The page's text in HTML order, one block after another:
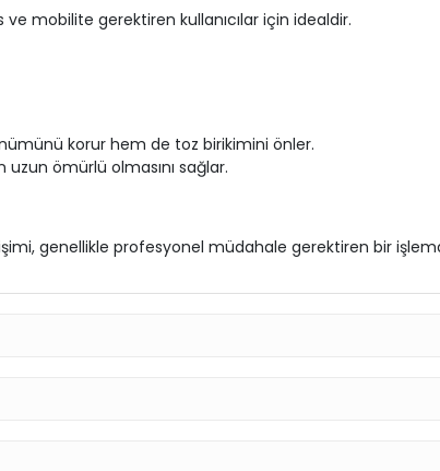
ve mobilite gerektiren kullanıcılar için idealdir.
korur hem de toz birikimini önler.
uzun ömürlü olmasını sağlar.
genellikle profesyonel müdahale gerektiren bir